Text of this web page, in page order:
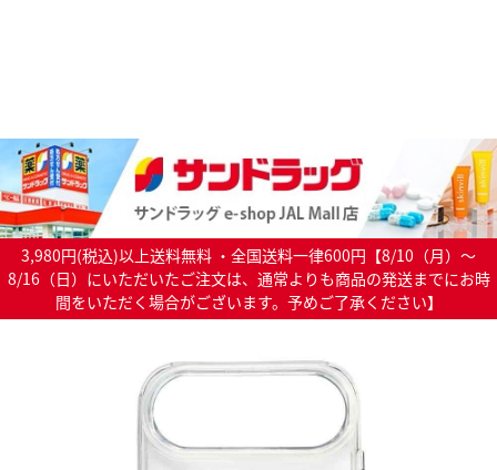
3,980円(税込)以上送料無料 ・全国送料一律600円【8/10（月）～
8/16（日）にいただいたご注文は、通常よりも商品の発送までにお時
間をいただく場合がございます。予めご了承ください】